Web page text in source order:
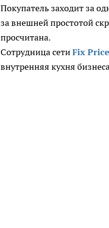
Покупатель заходит за
за внешней простотой
просчитана.
Сотрудница сетиFix Price
внутренняя кухня